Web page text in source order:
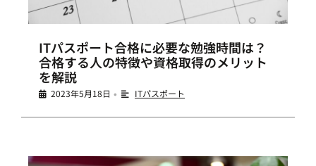
ITパスポート合格に必要な勉強時間は？
合格する人の特徴や資格取得のメリット
を解説
2023年5月18日 • ITパスポート